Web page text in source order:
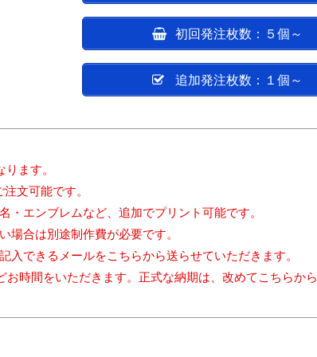
初回発注枚数：５個～
追加発注枚数：１個～
ます。
文可能です。
・エンブレムなど、追加でプリント可能です。
場合は別途制作費が必要です。
入できるメールをこちらから送らせていただきます。
お時間をいただきます。正式な納期は、改めてこちらか